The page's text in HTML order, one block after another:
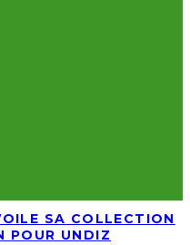
SA COLLECTION
POUR UNDIZ